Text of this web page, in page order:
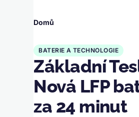
Drobečková
navigace
Domů
BATERIE A TECHNOLOGIE
Základní
Nová LFP
za 24 minut